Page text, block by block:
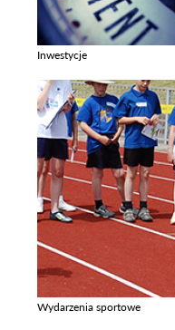
Inwestycje
Wydarzenia sportowe